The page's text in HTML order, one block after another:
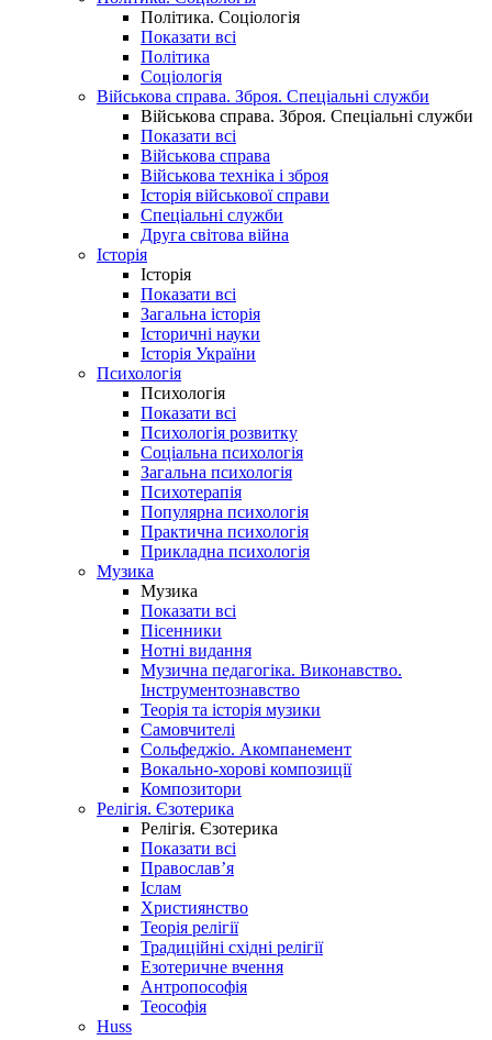
Політика. Соціологія
Показати всі
Політика
Соціологія
Військова справа. Зброя. Спеціальні служби
Військова справа. Зброя. Спеціальні служби
Показати всі
Військова справа
Військова техніка і зброя
Історія військової справи
Спеціальні служби
Друга світова війна
Історія
Історія
Показати всі
Загальна історія
Історичні науки
Історія України
Психологія
Психологія
Показати всі
Психологія розвитку
Соціальна психологія
Загальна психологія
Психотерапія
Популярна психологія
Практична психологія
Прикладна психологія
Музика
Музика
Показати всі
Пісенники
Нотні видання
Музична педагогіка. Виконавство.
Інструментознавство
Теорія та історія музики
Самовчителі
Сольфеджіо. Акомпанемент
Вокально-хорові композиції
Композитори
Релігія. Єзотерика
Релігія. Єзотерика
Показати всі
Православ’я
Іслам
Християнство
Теорія релігії
Традиційні східні релігії
Езотеричне вчення
Антропософія
Теософія
Huss